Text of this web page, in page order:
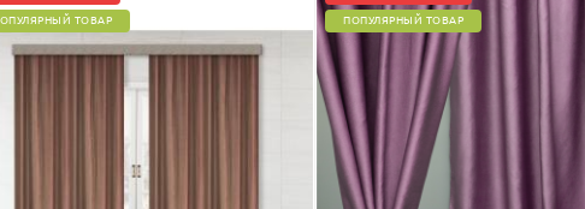
ТОВАР ПОПУЛЯРНЫЙ ТОВАР